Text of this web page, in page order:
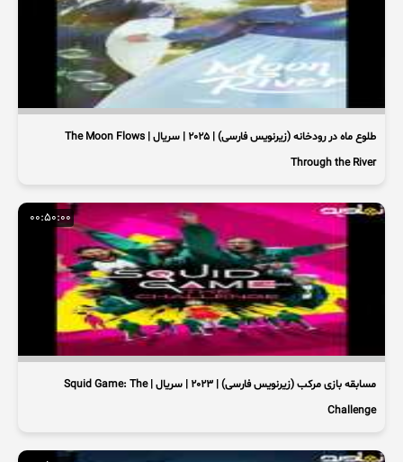
طلوع ماه در رودخانه (زیرنویس فارسی) | 2025 | سریال | The Moon Flows
Through the River
00:50:00
مسابقه بازی مرکب (زیرنویس فارسی) | 2023 | سریال | Squid Game: The
Challenge